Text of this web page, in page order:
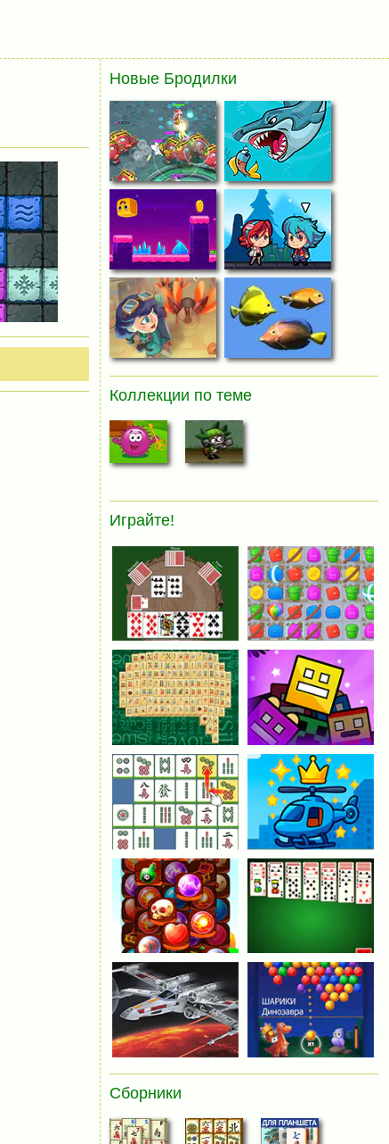
Новые Бродилки
Коллекции по теме
Играйте!
Сборники